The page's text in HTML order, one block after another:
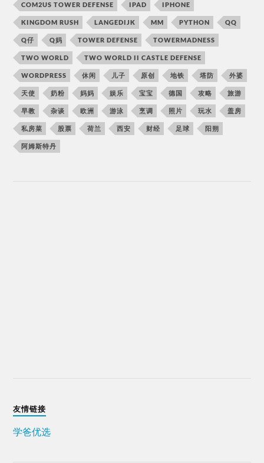
COM2US TOWER DEFENSE IPAD IPHONE
KINGDOM RUSH LANGEDIJK MM PYTHON QQ
Q仔 Q妈 TOWER DEFENSE TOWERMADNESS
TWO WORLD TWO WORLD II CASTLE DEFENSE
WORDPRESS 休闲 儿子 原创 地铁 塔防 外婆
天使 奶粉 妈妈 娱乐 宝宝 德国 攻略 旅游
早教 杂谈 欧洲 游泳 烹调 照片 玩水 盖房
私房菜 股票 荷兰 西安 财经 足球 阳朔
阿姆斯特丹
友情链接
学爸优选